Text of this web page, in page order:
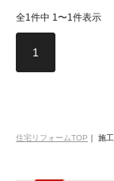
全1件中 1〜1件表示
1
住宅リフォームTOP ｜ 施